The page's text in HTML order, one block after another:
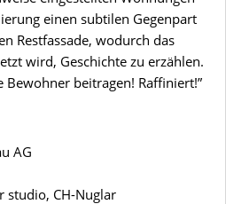
einen subtilen Gegenpart
Restfassade, wodurch das
wird, Geschichte zu erzählen.
Bewohner beitragen! Raffiniert!”
AG
CH-Nuglar